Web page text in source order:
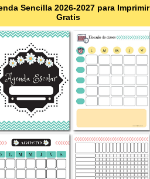
Sencilla 2026-2027 para Imprimir
Gratis